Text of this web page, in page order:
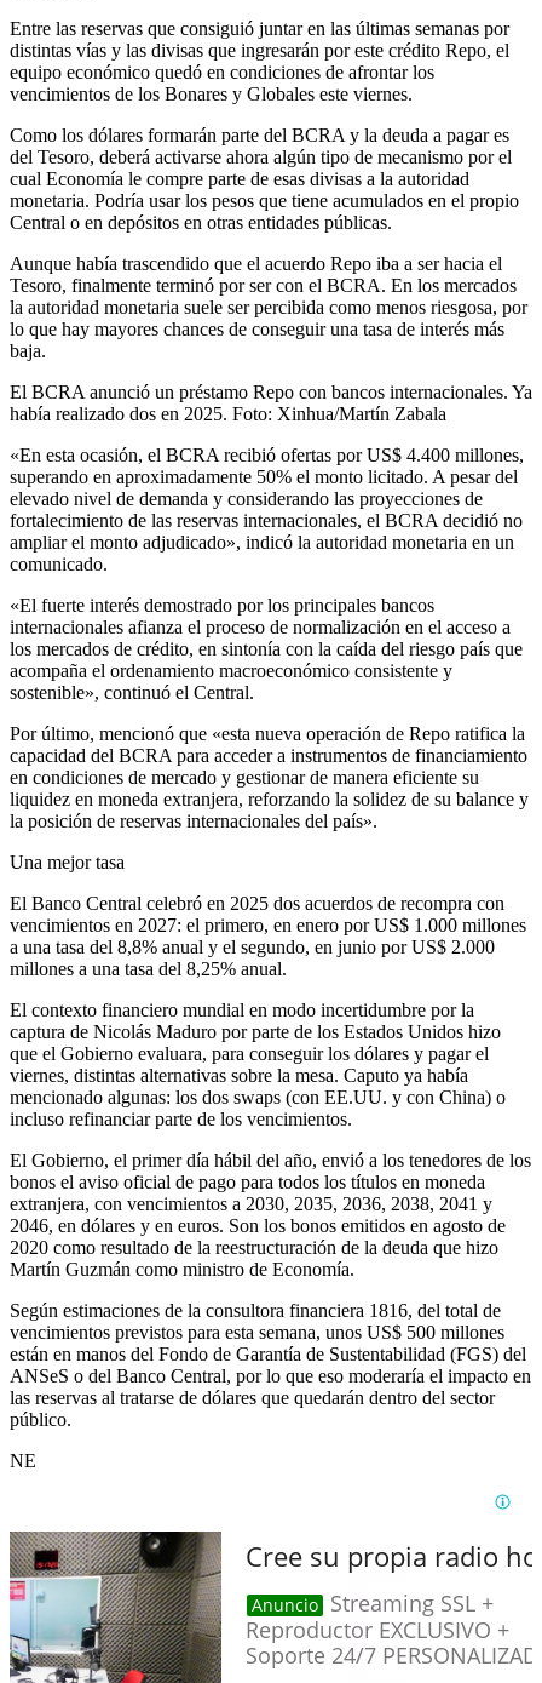
Entre las reservas que consiguió juntar en las últimas semanas por
distintas vías y las divisas que ingresarán por este crédito Repo, el
equipo económico quedó en condiciones de afrontar los
vencimientos de los Bonares y Globales este viernes.
Como los dólares formarán parte del BCRA y la deuda a pagar es
del Tesoro, deberá activarse ahora algún tipo de mecanismo por el
cual Economía le compre parte de esas divisas a la autoridad
monetaria. Podría usar los pesos que tiene acumulados en el propio
Central o en depósitos en otras entidades públicas.
Aunque había trascendido que el acuerdo Repo iba a ser hacia el
Tesoro, finalmente terminó por ser con el BCRA. En los mercados
la autoridad monetaria suele ser percibida como menos riesgosa, por
lo que hay mayores chances de conseguir una tasa de interés más
baja.
El BCRA anunció un préstamo Repo con bancos internacionales. Ya
había realizado dos en 2025. Foto: Xinhua/Martín Zabala
«En esta ocasión, el BCRA recibió ofertas por US$ 4.400 millones,
superando en aproximadamente 50% el monto licitado. A pesar del
elevado nivel de demanda y considerando las proyecciones de
fortalecimiento de las reservas internacionales, el BCRA decidió no
ampliar el monto adjudicado», indicó la autoridad monetaria en un
comunicado.
«El fuerte interés demostrado por los principales bancos
internacionales afianza el proceso de normalización en el acceso a
los mercados de crédito, en sintonía con la caída del riesgo país que
acompaña el ordenamiento macroeconómico consistente y
sostenible», continuó el Central.
Por último, mencionó que «esta nueva operación de Repo ratifica la
capacidad del BCRA para acceder a instrumentos de financiamiento
en condiciones de mercado y gestionar de manera eficiente su
liquidez en moneda extranjera, reforzando la solidez de su balance y
la posición de reservas internacionales del país».
Una mejor tasa
El Banco Central celebró en 2025 dos acuerdos de recompra con
vencimientos en 2027: el primero, en enero por US$ 1.000 millones
a una tasa del 8,8% anual y el segundo, en junio por US$ 2.000
millones a una tasa del 8,25% anual.
El contexto financiero mundial en modo incertidumbre por la
captura de Nicolás Maduro por parte de los Estados Unidos hizo
que el Gobierno evaluara, para conseguir los dólares y pagar el
viernes, distintas alternativas sobre la mesa. Caputo ya había
mencionado algunas: los dos swaps (con EE.UU. y con China) o
incluso refinanciar parte de los vencimientos.
El Gobierno, el primer día hábil del año, envió a los tenedores de los
bonos el aviso oficial de pago para todos los títulos en moneda
extranjera, con vencimientos a 2030, 2035, 2036, 2038, 2041 y
2046, en dólares y en euros. Son los bonos emitidos en agosto de
2020 como resultado de la reestructuración de la deuda que hizo
Martín Guzmán como ministro de Economía.
Según estimaciones de la consultora financiera 1816, del total de
vencimientos previstos para esta semana, unos US$ 500 millones
están en manos del Fondo de Garantía de Sustentabilidad (FGS) del
ANSeS o del Banco Central, por lo que eso moderaría el impacto en
las reservas al tratarse de dólares que quedarán dentro del sector
público.
NE